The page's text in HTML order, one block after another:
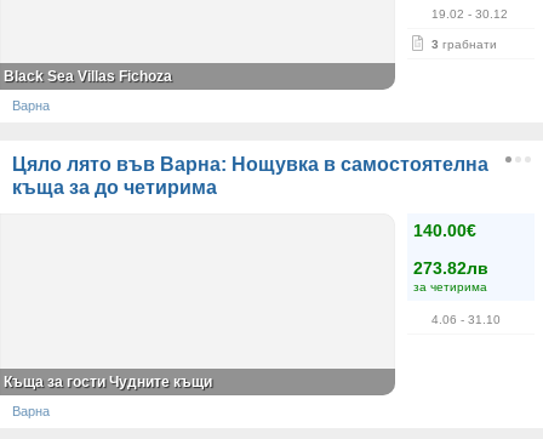
19.02 - 30.12
3 грабнати
Black Sea Villas Fichoza
Варна
Цяло лято във Варна: Нощувка в самостоятелна
къща за до четирима
140.00€
273.82лв
за четирима
4.06 - 31.10
Къща за гости Чудните къщи
Варна